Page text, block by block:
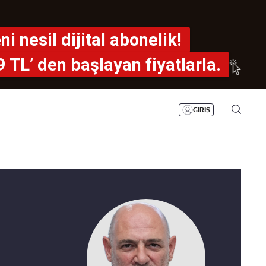
nesil dijital abonelik!
TL’ den başlayan fiyatlarla.
GİRİŞ
Namaz Vakitleri
Sesli Yayınlar